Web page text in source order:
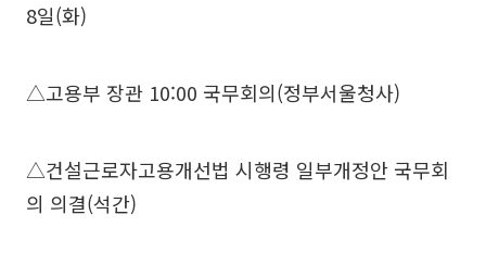
8일(화)
△고용부 장관 10:00 국무회의(정부서울청사)
△건설근로자고용개선법 시행령 일부개정안 국무회
의 의결(석간)